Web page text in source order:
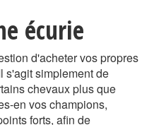
écurie
d'acheter vos propres
s'agit simplement de
chevaux plus que
en vos champions,
forts, afin de